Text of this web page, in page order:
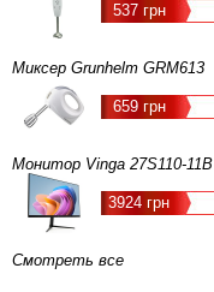
537 грн
Миксер Grunhelm GRM613
659 грн
Монитор Vinga 27S110-11B
3924 грн
Смотреть все